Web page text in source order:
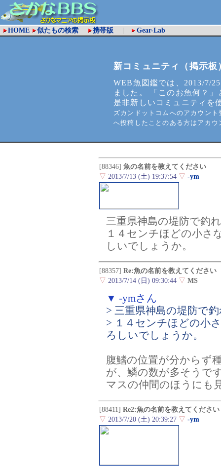
HOME 似たもの検索 携帯版 Gear-Lab
新コミュニティ（掲示
WEB魚図鑑では、2013/7/
ました。 「このお魚何？
是非新しいコミュニティを
ズカンドットコムへのアカウン
へ投稿したことのある方はアカ
[88346] 魚の名前を教えてください
▽ 2013/7/13 (土) 19:37:54 ▽ -ym
三重県神島の堤防で釣
１４センチほどの小さ
しいでしょうか。
[88357] Re:魚の名前を教えてください
▽ 2013/7/14 (日) 09:30:44 ▽ MS
▼ -ymさん
> 三重県神島の堤防で
> １４センチほどの小
ろしいでしょうか。
腹鰭の位置が分からず
が、鱗の数が多そうで
マスの仲間のほうにも
[88411] Re2:魚の名前を教えてください
▽ 2013/7/20 (土) 20:39:27 ▽ -ym